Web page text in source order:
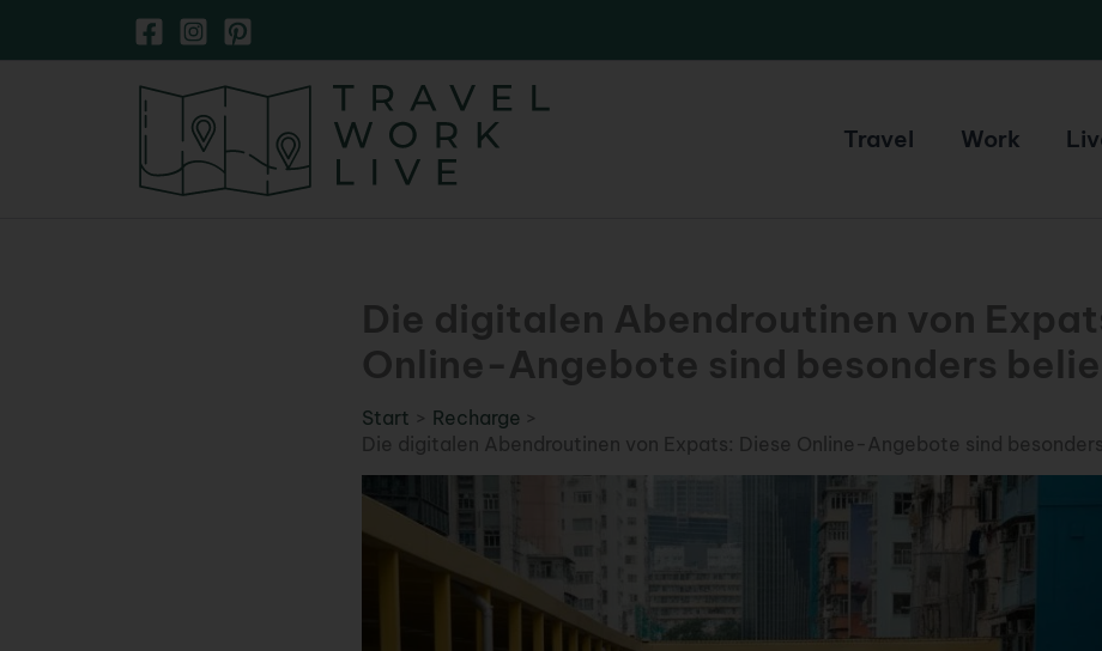
Travel Work
Die digitalen Abendroutinen von
Online-Angebote sind besonders
Start
Recharge
Die digitalen Abendroutinen von Expats: Diese Online-Angebote sind